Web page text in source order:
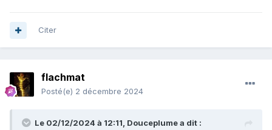
Citer
flachmat
Posté(e) 2 décembre 2024
Le 02/12/2024 à 12:11, Douceplumea dit :